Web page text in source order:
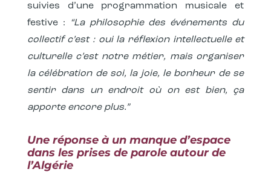
suivies d’une programmation musicale et
festive : “La philosophie des événements du
collectif c’est : oui la réflexion intellectuelle et
culturelle c’est notre métier, mais organiser
la célébration de soi, la joie, le bonheur de se
sentir dans un endroit où on est bien, ça
apporte encore plus.”
Une réponse à un manque d’espace
dans les prises de parole autour de
l’Algérie